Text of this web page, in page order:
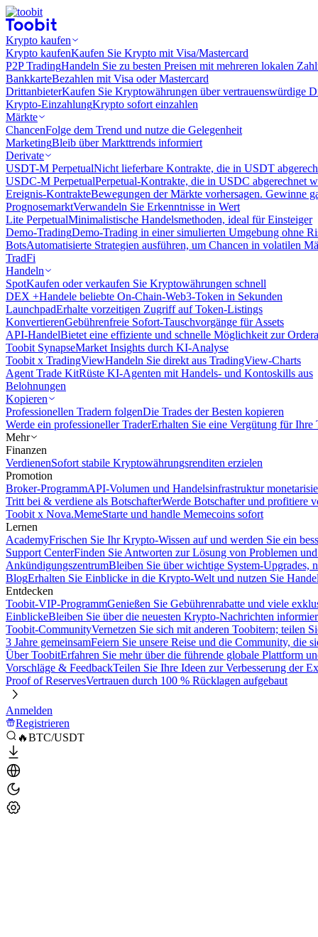
Krypto kaufen
Krypto kaufenKaufen Sie Krypto mit Visa/Mastercard
P2P TradingHandeln Sie zu besten Preisen mit mehreren lokalen
BankkarteBezahlen mit Visa oder Mastercard
DrittanbieterKaufen Sie Kryptowährungen über vertrauenswürdige
Krypto-EinzahlungKrypto sofort einzahlen
Märkte
ChancenFolge dem Trend und nutze die Gelegenheit
MarketingBleib über Markttrends informiert
Derivate
USDT-M PerpetualNicht lieferbare Kontrakte, die in USDT
USDC-M PerpetualPerpetual-Kontrakte, die in USDC abgerechnet
Ereignis-KontrakteBewegungen der Märkte vorhersagen. Gewinne
PrognosemarktVerwandeln Sie Erkenntnisse in Wert
Lite PerpetualMinimalistische Handelsmethoden, ideal für Einsteiger
Demo-TradingDemo-Trading in einer simulierten Umgebung ohne
BotsAutomatisierte Strategien ausführen, um Chancen in volatilen
TradFi
Handeln
SpotKaufen oder verkaufen Sie Kryptowährungen schnell
DEX +Handele beliebte On-Chain-Web3-Token in Sekunden
LaunchpadErhalte vorzeitigen Zugriff auf Token-Listings
KonvertierenGebührenfreie Sofort-Tauschvorgänge für Assets
API-HandelBietet eine effiziente und schnelle Möglichkeit zur
Toobit SynapseMarket Insights durch KI-Analyse
Toobit x TradingViewHandeln Sie direkt aus TradingView-Charts
Agent Trade KitRüste KI-Agenten mit Handels- und Kontoskills aus
Belohnungen
Kopieren
Professionellen Tradern folgenDie Trades der Besten kopieren
Werde ein professioneller TraderErhalten Sie eine Vergütung für Ihre
Mehr
Finanzen
VerdienenSofort stabile Kryptowährungsrenditen erzielen
Promotion
Broker-ProgrammAPI-Volumen und Handelsinfrastruktur
Tritt bei & verdiene als BotschafterWerde Botschafter und profitiere
Toobit x Nova.MemeStarte und handle Memecoins sofort
Lernen
AcademyFrischen Sie Ihr Krypto-Wissen auf und werden Sie ein
Support CenterFinden Sie Antworten zur Lösung von Problemen
AnkündigungszentrumBleiben Sie über wichtige System-Upgrades,
BlogErhalten Sie Einblicke in die Krypto-Welt und nutzen Sie
Entdecken
Toobit-VIP-ProgrammGenießen Sie Gebührenrabatte und viele
EinblickeBleiben Sie über die neuesten Krypto-Nachrichten
Toobit-CommunityVernetzen Sie sich mit anderen Toobitern; teilen
3 Jahre gemeinsamFeiern Sie unsere Reise und die Community, die
Über ToobitErfahren Sie mehr über die führende globale Plattform
Vorschläge & FeedbackTeilen Sie Ihre Ideen zur Verbesserung der
Proof of ReservesVertrauen durch 100 % Rücklagen aufgebaut
Anmelden
Registrieren
🔥BTC/USDT